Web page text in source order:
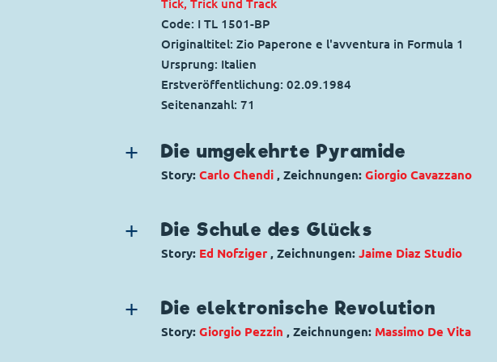
Tick, Trick und Track
Code: I TL 1501-BP
Originaltitel: Zio Paperone e l'avventura in Formula 1
Ursprung: Italien
Erstveröffentlichung: 02.09.1984
Seitenanzahl: 71
Die umgekehrte Pyramide
Story: Carlo Chendi, Zeichnungen: Giorgio Cavazzano
Charaktere: Dagobert Duck,Daisy Duck
Originaltitel: Zio Paperone e la piramide capovolta
Erstveröffentlichung:04.12.1983
Seitenanzahl: 61
Die Schule des Glücks
Story: Ed Nofziger, Zeichnungen: Jaime Diaz Studio
Charaktere:Donald Duck ,Gustav Gans , Tick, Trick und Track
Originaltitel: Donald Duck Gladstone's School For Good Luck
Die elektronische Revolution
Story: Giorgio Pezzin , Zeichnungen: Massimo De Vita